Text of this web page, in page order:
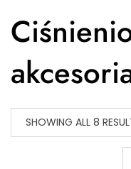
SHOWING ALL 8